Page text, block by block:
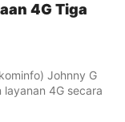
4G Tiga
Johnny G
4G secara